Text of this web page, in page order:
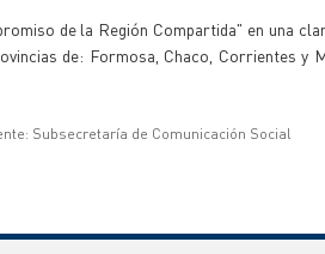
de la Región Compartida" en una
de: Formosa, Chaco, Corrientes y
Subsecretaría de Comunicación Social